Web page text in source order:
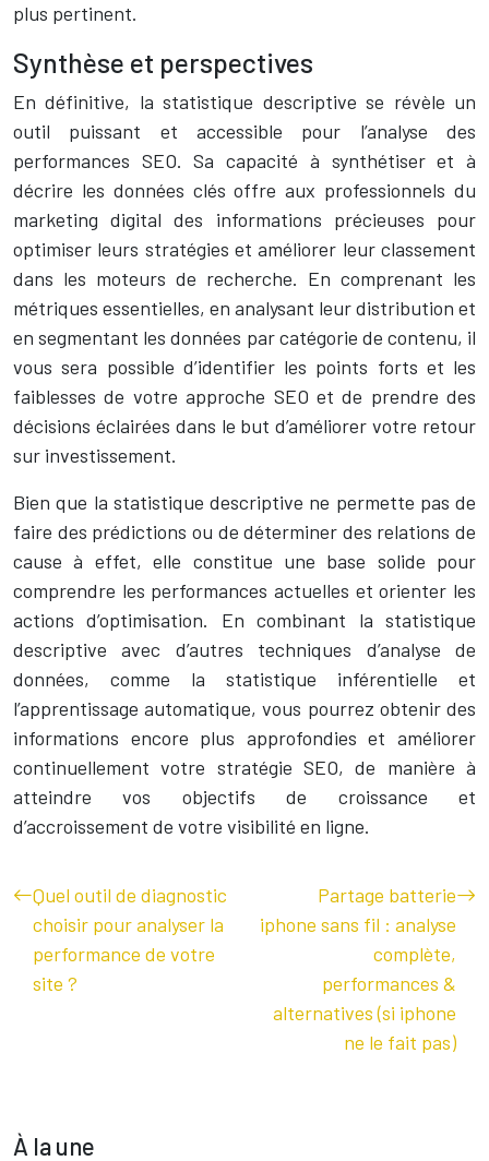
plus pertinent.
Synthèse et perspectives
En définitive, la statistique descriptive se révèle un
outil puissant et accessible pour l’analyse des
performances SEO. Sa capacité à synthétiser et à
décrire les données clés offre aux professionnels du
marketing digital des informations précieuses pour
optimiser leurs stratégies et améliorer leur classement
dans les moteurs de recherche. En comprenant les
métriques essentielles, en analysant leur distribution et
en segmentant les données par catégorie de contenu, il
vous sera possible d’identifier les points forts et les
faiblesses de votre approche SEO et de prendre des
décisions éclairées dans le but d’améliorer votre retour
sur investissement.
Bien que la statistique descriptive ne permette pas de
faire des prédictions ou de déterminer des relations de
cause à effet, elle constitue une base solide pour
comprendre les performances actuelles et orienter les
actions d’optimisation. En combinant la statistique
descriptive avec d’autres techniques d’analyse de
données, comme la statistique inférentielle et
l’apprentissage automatique, vous pourrez obtenir des
informations encore plus approfondies et améliorer
continuellement votre stratégie SEO, de manière à
atteindre vos objectifs de croissance et
d’accroissement de votre visibilité en ligne.
Quel outil de diagnostic
choisir pour analyser la
performance de votre
site ?
Partage batterie
iphone sans fil : analyse
complète,
performances &
alternatives (si iphone
ne le fait pas)
À la une